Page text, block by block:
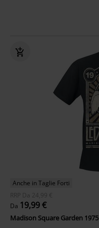
Anche in Taglie Forti
RRP
Da 24,99 €
Da 19,99 €
Madison Square Garden 1975